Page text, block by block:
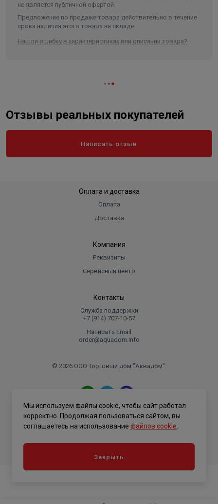
не является публичной офертой.
Предложение по продаже товара действительно в течение
срока наличия этого товара на складе.
Нашли ошибку в характеристиках или описании товара?
Отзывы реальных покупателей
Написать отзыв
Оплата и доставка
Оплата
Доставка
Компания
Реквизиты
Сервисный центр
Контакты
Служба поддержки
+7 (914) 707‑10‑57
Написать Email
order@aquadom.info
© 2026 ООО Торговый дом "Аквадом".
.
Политика конфиденциальности
Мы используем файлы cookie, чтобы сайт работал
корректно. Продолжая пользоваться сайтом, вы
соглашаетесь на использование файлов cookie
Закрыть